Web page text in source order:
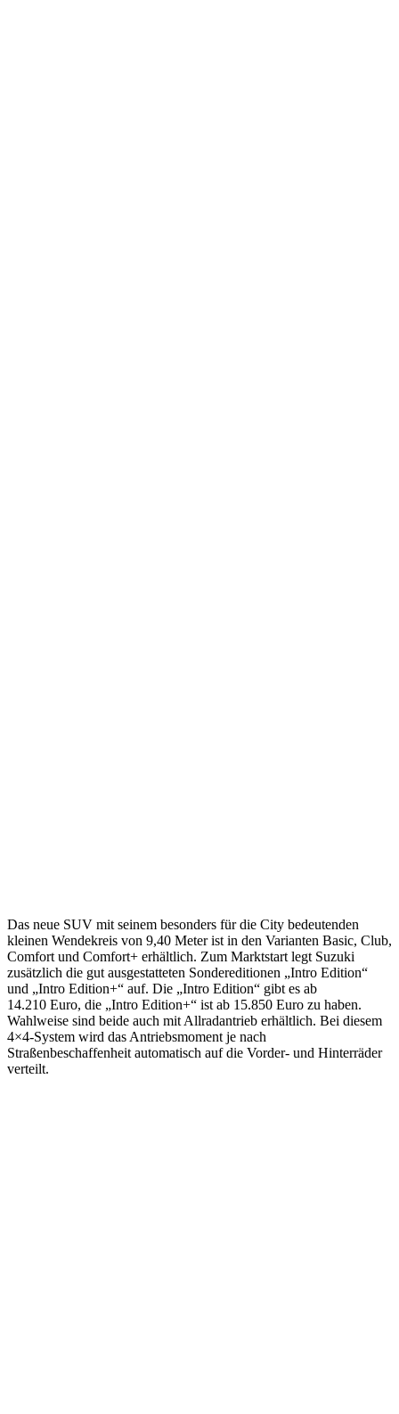
Das neue SUV mit seinem besonders für die City bedeutenden
kleinen Wendekreis von 9,40 Meter ist in den Varianten Basic, Club,
Comfort und Comfort+ erhältlich. Zum Marktstart legt Suzuki
zusätzlich die gut ausgestatteten Sondereditionen „Intro Edition“
und „Intro Edition+“ auf. Die „Intro Edition“ gibt es ab
14.210 Euro, die „Intro Edition+“ ist ab 15.850 Euro zu haben.
Wahlweise sind beide auch mit Allradantrieb erhältlich. Bei diesem
4×4-System wird das Antriebsmoment je nach
Straßenbeschaffenheit automatisch auf die Vorder- und Hinterräder
verteilt.